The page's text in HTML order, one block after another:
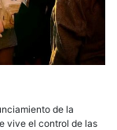
de la
vive el control de las